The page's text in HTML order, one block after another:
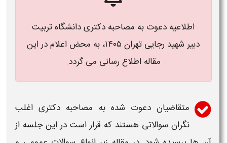
اطلاعیه دعوت به مصاحبه دکتری دانشگاه تربیت
دبیر شهید رجایی تهران ۱۴۰۵
، به محض اعلام در این
مقاله اطلاع رسانی می گردد.
متقاضیان دعوت شده به مصاحبه دکتریاغلب
نگران سوالاتی هستند که قرار است در این جلسه از